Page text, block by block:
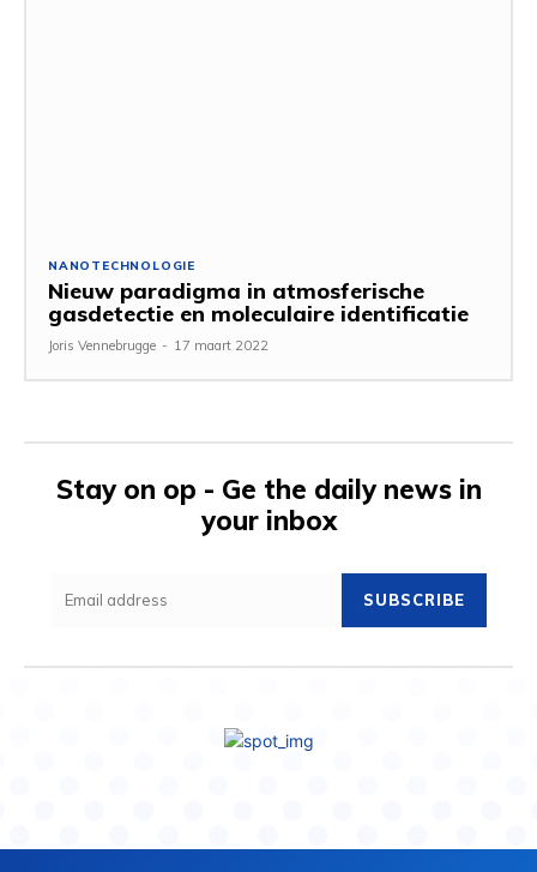
NANOTECHNOLOGIE
Nieuw paradigma in atmosferische
gasdetectie en moleculaire identificatie
Joris Vennebrugge - 17 maart 2022
Stay on op - Ge the daily news in
your inbox
SUBSCRIBE